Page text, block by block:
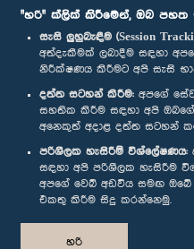
"හරි" ක්ලික් කිරීමෙන්, ඔබ පහත
සැසි ලුහුබැඳීම (Session
අත්දැකීමක් ලබාදීම සඳහා
නිරීක්ෂණය කිරීමට අපි සැසි
දත්ත සටහන් කිරීම: අපගේ
සහතික කිරීම සඳහා අපි
අනෙකුත් අදාළ දත්ත සටහන්
පරිශීලක හැසිරීම් විශ්ලේෂණය:
සඳහා අපි පරිශීලක හැසිරීම
අපගේ වෙබ් අඩවිය සමඟ ඔබේ
එකතු කිරීම සිදු කරන්නෙමු.
හරි
අප හා සම්බන්ධ වී සිටින්න :
සම්මාන
පෞද්ගලිකත්ව ප්‍රතිපත්තිය